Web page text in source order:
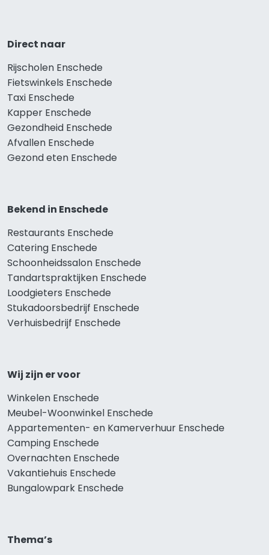
Direct naar
Rijscholen Enschede
Fietswinkels Enschede
Taxi Enschede
Kapper Enschede
Gezondheid Enschede
Afvallen Enschede
Gezond eten Enschede
Bekend in Enschede
Restaurants Enschede
Catering Enschede
Schoonheidssalon Enschede
Tandartspraktijken Enschede
Loodgieters Enschede
Stukadoorsbedrijf Enschede
Verhuisbedrijf Enschede
Wij zijn er voor
Winkelen Enschede
Meubel-Woonwinkel Enschede
Appartementen- en Kamerverhuur Enschede
Camping Enschede
Overnachten Enschede
Vakantiehuis Enschede
Bungalowpark Enschede
Thema’s